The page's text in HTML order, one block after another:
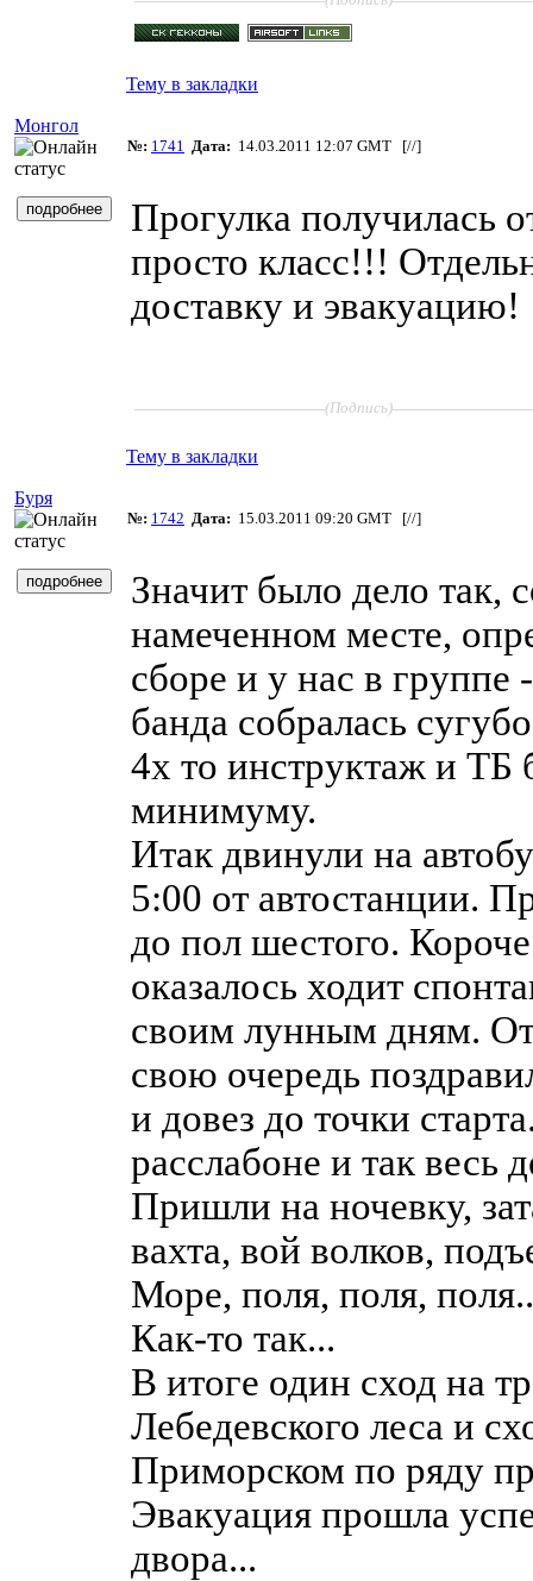
Тему в закладки
Монгол
№: 1741 Дата: 14.03.2011 12:07 GMT [//]
Прогулка получилась
просто класс!!!
доставку и эвакуацию!
(Подпись)
Тему в закладки
Буря
№: 1742 Дата: 15.03.2011 09:20 GMT [//]
Значит было дело так,
намеченном месте,
сборе и у нас в группе
банда собралась
4х то инструктаж и ТБ
минимуму.
Итак двинули на
5:00 от автостанции.
до пол шестого.
оказалось ходит
своим лунным дням.
свою очередь
и довез до точки
расслабоне и так весь
Пришли на ночевку,
вахта, вой волков,
Море, поля, поля,
Как-то так...
В итоге один сход на
Лебедевского леса и
Приморском по ряду
Эвакуация прошла
двора...